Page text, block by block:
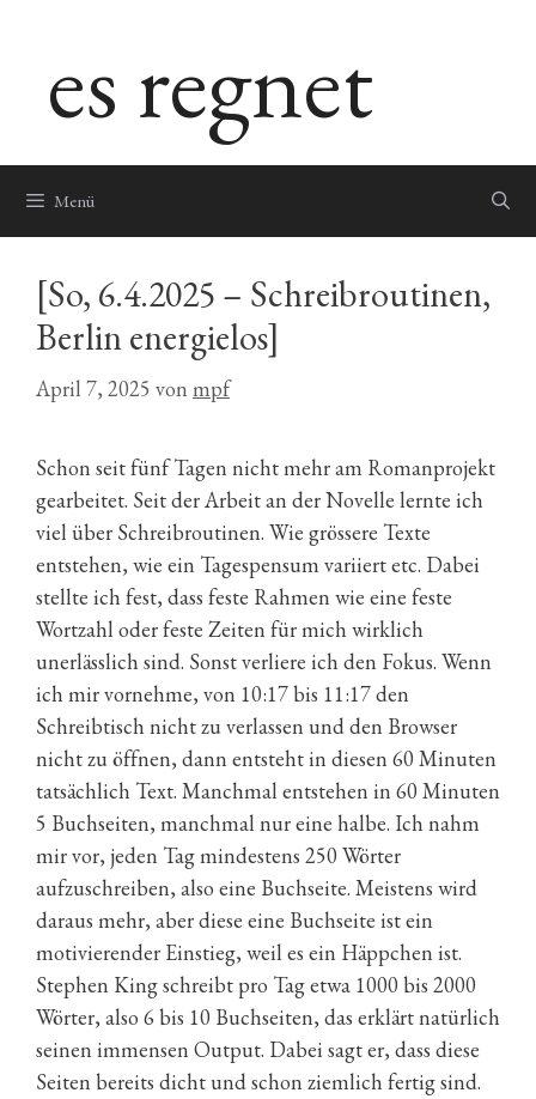
springenes regnet
Menü
[So, 6.4.2025 – Schreibroutinen,
Berlin energielos]
April 7, 2025 von mpf
Schon seit fünf Tagen nicht mehr am Romanprojekt
gearbeitet. Seit der Arbeit an der Novelle lernte ich
viel über Schreibroutinen. Wie grössere Texte
entstehen, wie ein Tagespensum variiert etc. Dabei
stellte ich fest, dass feste Rahmen wie eine feste
Wortzahl oder feste Zeiten für mich wirklich
unerlässlich sind. Sonst verliere ich den Fokus. Wenn
ich mir vornehme, von 10:17 bis 11:17 den
Schreibtisch nicht zu verlassen und den Browser
nicht zu öffnen, dann entsteht in diesen 60 Minuten
tatsächlich Text. Manchmal entstehen in 60 Minuten
5 Buchseiten, manchmal nur eine halbe. Ich nahm
mir vor, jeden Tag mindestens 250 Wörter
aufzuschreiben, also eine Buchseite. Meistens wird
daraus mehr, aber diese eine Buchseite ist ein
motivierender Einstieg, weil es ein Häppchen ist.
Stephen King schreibt pro Tag etwa 1000 bis 2000
Wörter, also 6 bis 10 Buchseiten, das erklärt natürlich
seinen immensen Output. Dabei sagt er, dass diese
Seiten bereits dicht und schon ziemlich fertig sind.